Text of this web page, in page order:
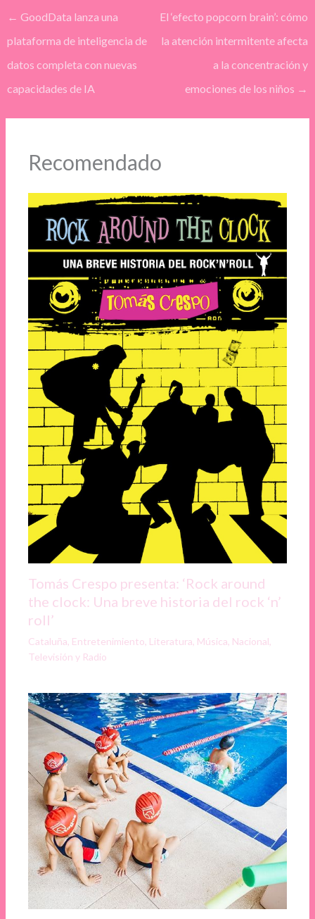
← GoodData lanza una
plataforma de inteligencia de
datos completa con nuevas
capacidades de IA
El ‘efecto popcorn brain’: cómo
la atención intermitente afecta
a la concentración y
emociones de los niños →
Recomendado
Tomás Crespo presenta: ‘Rock around
the clock: Una breve historia del rock ‘n’
roll’
Cataluña, Entretenimiento, Literatura, Música, Nacional,
Televisión y Radio